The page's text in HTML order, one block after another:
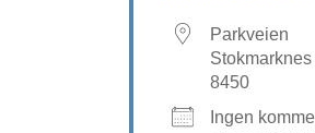
Parkveien
Stokmarknes
8450
Ingen